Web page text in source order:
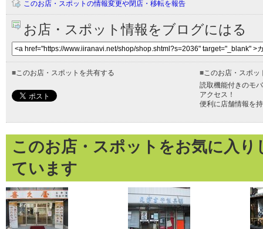
このお店・スポットの情報変更や閉店・移転を報告
お店・スポット情報をブログにはる
■このお店・スポットを共有する ■このお店・スポッ
読取機能付きのモ
アクセス！
便利に店舗情報を
このお店・スポットをお気に入
ています